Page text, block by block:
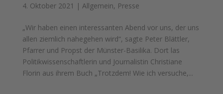
4. Oktober 2021 | Allgemein, Presse
„Wir haben einen interessanten Abend vor uns, der uns
allen ziemlich nahegehen wird“, sagte Peter Blättler,
Pfarrer und Propst der Münster-Basilika. Dort las
Politikwissenschaftlerin und Journalistin Christiane
Florin aus ihrem Buch „Trotzdem! Wie ich versuche,...